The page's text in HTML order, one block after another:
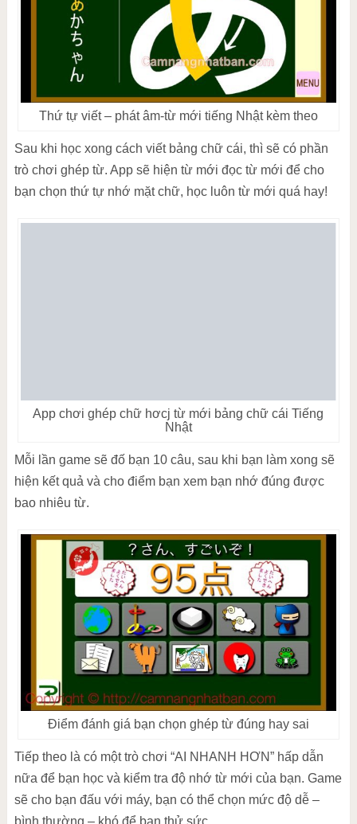
Thứ tự viết – phát âm-từ mới tiếng Nhật kèm theo
Sau khi học xong cách viết bảng chữ cái, thì sẽ có phần
trò chơi ghép từ. App sẽ hiện từ mới đọc từ mới để cho
bạn chọn thứ tự nhớ mặt chữ, học luôn từ mới quá hay!
App chơi ghép chữ hơcj từ mới bảng chữ cái Tiếng
Nhật
Mỗi lần game sẽ đố bạn 10 câu, sau khi bạn làm xong sẽ
hiện kết quả và cho điểm bạn xem bạn nhớ đúng được
bao nhiêu từ.
Điểm đánh giá bạn chọn ghép từ đúng hay sai
Tiếp theo là có một trò chơi “AI NHANH HƠN” hấp dẫn
nữa để bạn học và kiểm tra độ nhớ từ mới của bạn. Game
sẽ cho bạn đấu với máy, bạn có thể chọn mức độ dễ –